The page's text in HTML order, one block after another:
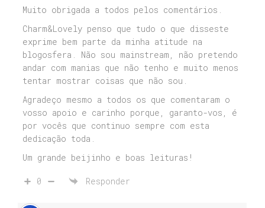
Muito obrigada a todos pelos comentários.
Charm&Lovely penso que tudo o que disseste
exprime bem parte da minha atitude na
blogosfera. Não sou mainstream, não pretendo
andar com manias que não tenho e muito menos
tentar mostrar coisas que não sou.
Agradeço mesmo a todos os que comentaram o
vosso apoio e carinho porque, garanto-vos, é
por vocês que continuo sempre com esta
dedicação toda.
Um grande beijinho e boas leituras!
0 Responder